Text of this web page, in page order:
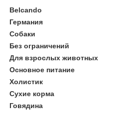
Belcando
Германия
Собаки
Без ограничений
Для взрослых животных
Основное питание
Холистик
Сухие корма
Говядина